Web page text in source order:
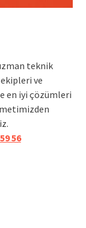
teknik
ve
en iyi çözümleri
56